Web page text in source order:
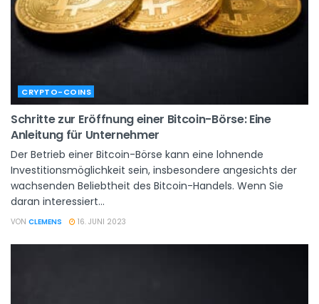
CRYPTO-COINS
Schritte zur Eröffnung einer Bitcoin-Börse: Eine
Anleitung für Unternehmer
Der Betrieb einer Bitcoin-Börse kann eine lohnende
Investitionsmöglichkeit sein, insbesondere angesichts der
wachsenden Beliebtheit des Bitcoin-Handels. Wenn Sie
daran interessiert...
VON CLEMENS 16. JUNI 2023